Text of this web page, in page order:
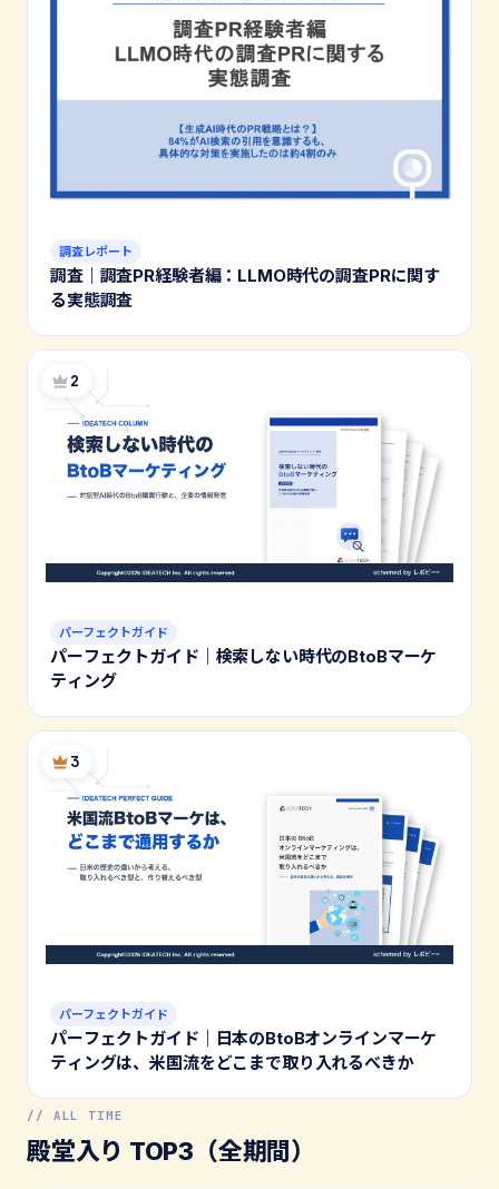
調査レポート
調査｜調査PR経験者編：LLMO時代の調査PRに関す
る実態調査
2
パーフェクトガイド
パーフェクトガイド｜検索しない時代のBtoBマーケ
ティング
3
パーフェクトガイド
パーフェクトガイド｜日本のBtoBオンラインマーケ
ティングは、米国流をどこまで取り入れるべきか
// ALL TIME
殿堂入り TOP3（全期間）